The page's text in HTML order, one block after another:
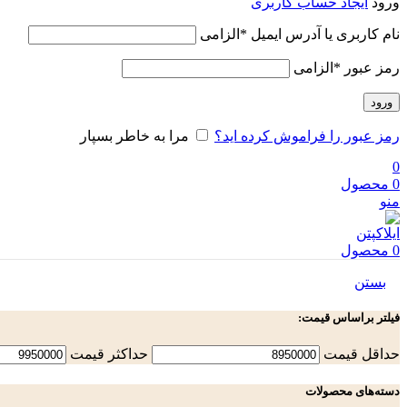
نام کاربری یا آدرس ایمیل * الزامی
رمز عبور * الزامی
ورود
رمز عبور را فراموش کرده اید؟
مرا به خاطر بسپار
0
0 محصول
منو
0 محصول
بستن
فیلتر براساس قیمت:
حداقل قیمت حداكثر قيمت
دسته‌های محصولات